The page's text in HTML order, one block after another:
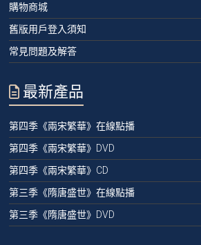
購物商城
舊版用戶登入須知
常見問題及解答
最新產品
第四季《兩宋繁華》在線點播
第四季《兩宋繁華》DVD
第四季《兩宋繁華》CD
第三季《隋唐盛世》在線點播
第三季《隋唐盛世》DVD